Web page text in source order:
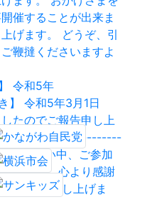
令和5年